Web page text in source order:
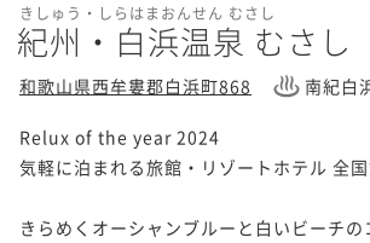
きしゅう・しらはまおんせん むさし
紀州・白浜温泉 むさし
和歌山県西牟婁郡白浜町868 南紀白
Relux of the year 2024
気軽に泊まれる旅館・リゾートホテル 全
きらめくオーシャンブルーと白いビーチ